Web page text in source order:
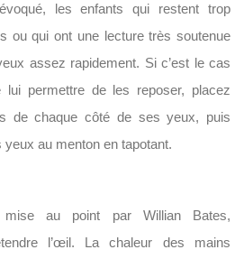
les enfants qui restent trop
ou qui ont une lecture très soutenue
assez rapidement. Si c’est le cas
permettre de les reposer, placez
de chaque côté de ses yeux, puis
au menton en tapotant.
au point par Willian Bates,
l’œil. La chaleur des mains